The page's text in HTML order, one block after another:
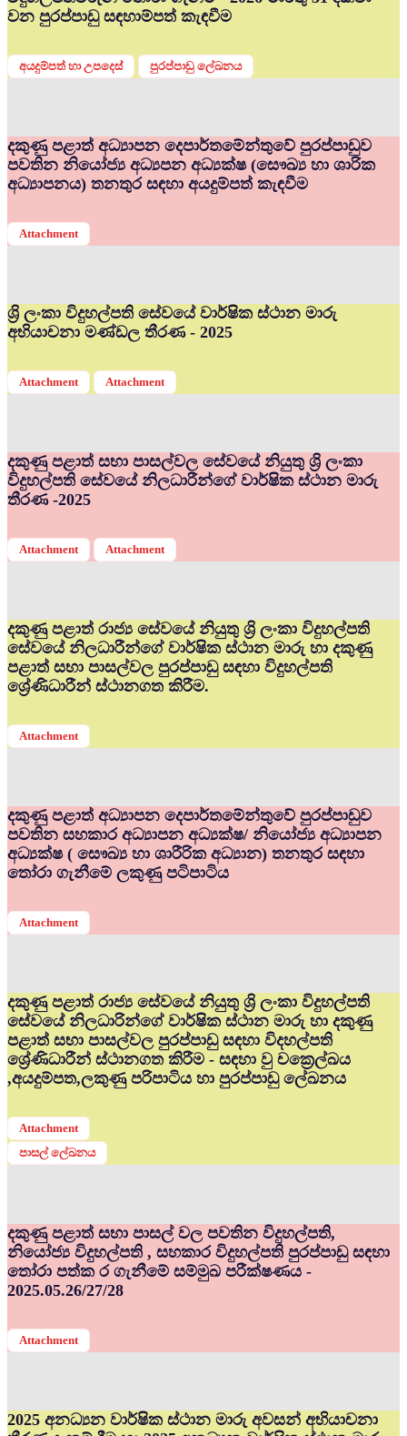
වන පුරප්පාඩු සඳහාම්පත් කැඳවීම
අයදුම්පත් හා උපදෙස් පුරප්පාඩු ලේඛනය
දකුණු පළාත් අධ්‍යාපන දෙපාර්තමේන්තුවේ පුරප්පාඩුව
පවතින නියෝජ්‍ය අධ්‍යපන අධ්‍යක්ෂ (සෞඛ්‍ය හා ශාරික
අධ්‍යාපනය) තනතුර සඳහා අයදුම්පත් කැඳවීම
Attachment
ශ්‍රි ලංකා විදුහල්පති සේවයේ වාර්ෂික ස්ථාන මාරු
අභියාචනා මණ්ඩල තීරණ - 2025
Attachment Attachment
දකුණු පළාත් සභා පාසල්වල සේවයේ නියුතු ශ්‍රි ලංකා
විදුහල්පති සේවයේ නිලධාරීන්ගේ වාර්ෂික ස්ථාන මාරු
තීරණ -2025
Attachment Attachment
දකුණු පළාත් රාජ්‍ය සේවයේ නියුතු ශ්‍රි ලංකා විදුහල්පති
සේවයේ නිලධාරීන්ගේ වාර්ෂික ස්ථාන මාරු හා දකුණු
පළාත් සභා පාසල්වල පුරප්පාඩු සඳහා විදුහල්පති
ශ්‍රේණිධාරීන් ස්ථානගත කිරීම.
Attachment
දකුණු පළාත් අධ්‍යාපන දෙපාර්තමේන්තුවේ පුරප්පාඩුව
පවතින සහකාර අධ්‍යාපන අධ්‍යක්ෂ/ නියෝජ්‍ය අධ්‍යාපන
අධ්‍යක්ෂ ( සෞඛ්‍ය හා ශාරීරික අධ්‍යාන) තනතුර සඳහා
තෝරා ගැනීමේ ලකුණු පටිපාටිය
Attachment
දකුණු පළාත් රාජ්‍ය සේවයේ නියුතු ශ්‍රි ලංකා විදුහල්පති
සේවයේ නිලධාරින්ගේ වාර්ෂික ස්ථාන මාරු හා දකුණු
පළාත් සභා පාසල්වල පුරප්පාඩු සඳහා විදහල්පති
ශ්‍රේණිධාරීන් ස්ථානගත කිරීම - සඳහා වු චක්‍රෙල්ඛය
,අයදුම්පත,ලකුණු පරිපාටිය හා පුරප්පාඩු ලේඛනය
Attachment
පාසල් ලේඛනය
දකුණු පළාත් සභා පාසල් වල පවතින විදුහල්පති,
නියෝජ්‍ය විදුහල්පති , සහකාර විදුහල්පති පුරප්පාඩු සඳහා
තෝරා පත්ක ර ගැනීමේ සම්මුඛ පරීක්ෂණය -
2025.05.26/27/28
Attachment
2025 අනධ්‍යන වාර්ෂික ස්ථාන මාරු අවසන් අභියාචනා